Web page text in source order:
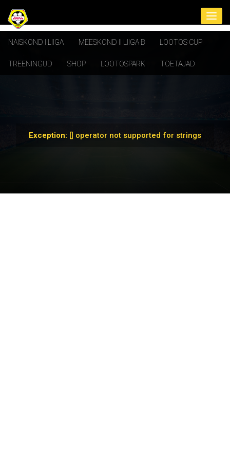
NAISKOND I LIIGA MEESKOND II LIIGA B LOOTOS CUP
TREENINGUD SHOP LOOTOSPARK TOETAJAD
Exception: [] operator not supported for strings